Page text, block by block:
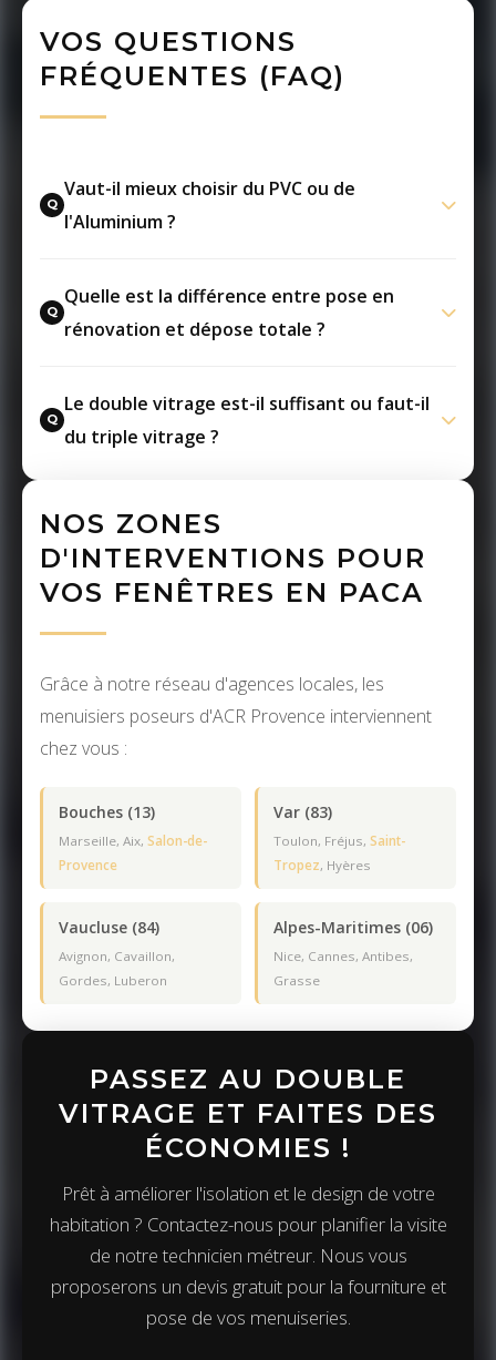
VOS QUESTIONS
FRÉQUENTES (FAQ)
Vaut-il mieux choisir du PVC ou de
l'Aluminium ?
Quelle est la différence entre pose en
rénovation et dépose totale ?
Le double vitrage est-il suffisant ou faut-il
du triple vitrage ?
NOS ZONES
D'INTERVENTIONS POUR
VOS FENÊTRES EN PACA
Grâce à notre réseau d'agences locales, les
menuisiers poseurs d'ACR Provence interviennent
chez vous :
Bouches (13)
Marseille, Aix, Salon-de-
Provence
Var (83)
Toulon, Fréjus, Saint-
Tropez, Hyères
Vaucluse (84)
Avignon, Cavaillon,
Gordes, Luberon
Alpes-Maritimes (06)
Nice, Cannes, Antibes,
Grasse
PASSEZ AU DOUBLE
VITRAGE ET FAITES DES
ÉCONOMIES !
Prêt à améliorer l'isolation et le design de votre
habitation ? Contactez-nous pour planifier la visite
de notre technicien métreur. Nous vous
proposerons un devis gratuit pour la fourniture et
pose de vos menuiseries.